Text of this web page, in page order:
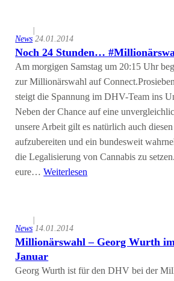
News
|
24.01.2014
Noch 24 Stunden…
Am morgigen Samstag um 20:15 Uhr
zur Millionärswahl auf
steigt die Spannung im DHV-Team ins
Neben der Chance auf eine
unsere Arbeit gilt es natürlich auch
aufzubereiten und ein bundesweit
die Legalisierung von Cannabis zu
eure…Weiterlesen
News
|
14.01.2014
Millionärswahl – Georg Wurth
Januar
Georg Wurth ist für den DHV bei der